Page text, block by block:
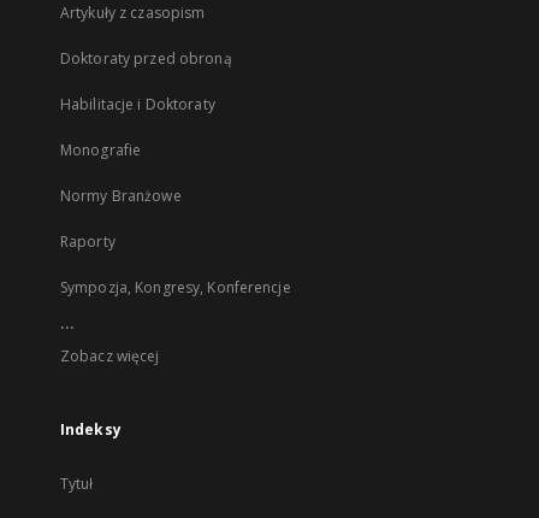
Artykuły z czasopism
Doktoraty przed obroną
Habilitacje i Doktoraty
Monografie
Normy Branżowe
Raporty
Sympozja, Kongresy, Konferencje
...
Zobacz więcej
Indeksy
Tytuł